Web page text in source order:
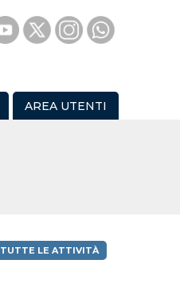
AREA UTENTI
TUTTE LE ATTIVITÀ